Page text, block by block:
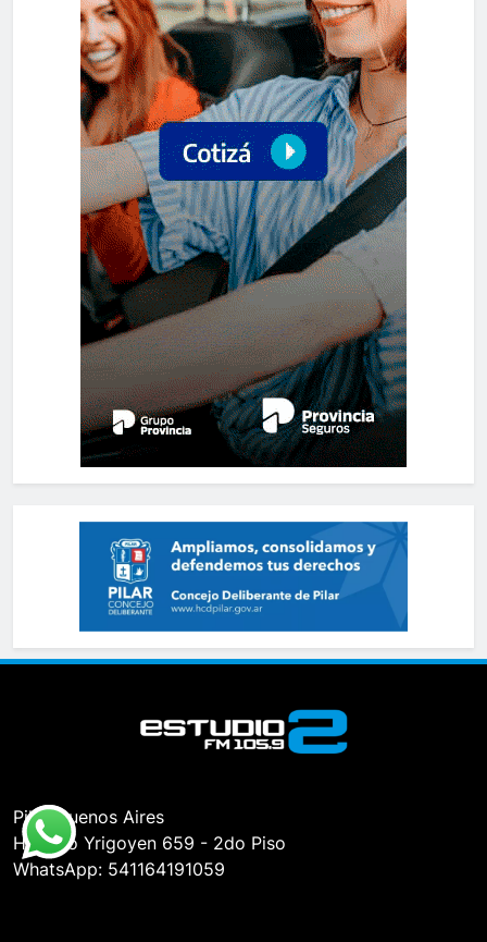
Pilar, Buenos Aires
Hipólito Yrigoyen 659 - 2do Piso
WhatsApp: 541164191059